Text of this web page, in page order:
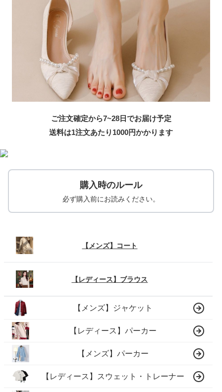
ご注文確定から7~28日でお届け予定
送料は1注文あたり 1000円かかります
購入時のルール
必ず購入前にお読みください。
【メンズ】コート
【レディース】ブラウス
【メンズ】ジャケット
【レディース】パーカー
【メンズ】パーカー
【レディース】スウェット・トレーナー